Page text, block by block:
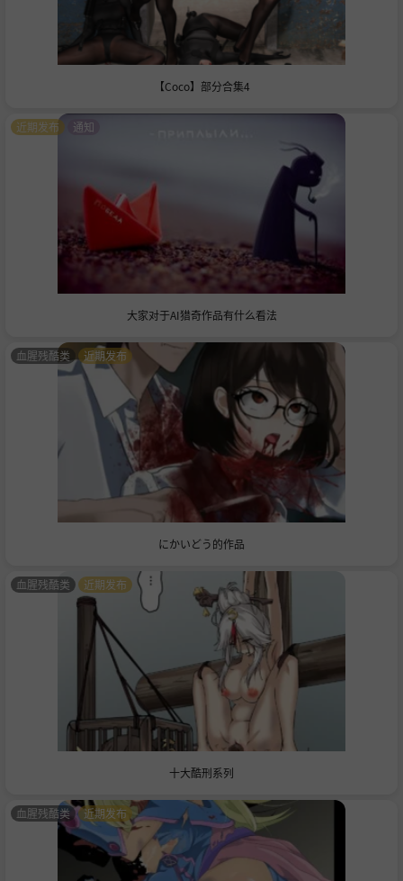
【Coco】部分合集4
大家对于AI猎奇作品有什么看法
近期发布 通知
にかいどう的作品
血腥残酷类 近期发布
十大酷刑系列
血腥残酷类 近期发布
血腥残酷类 近期发布